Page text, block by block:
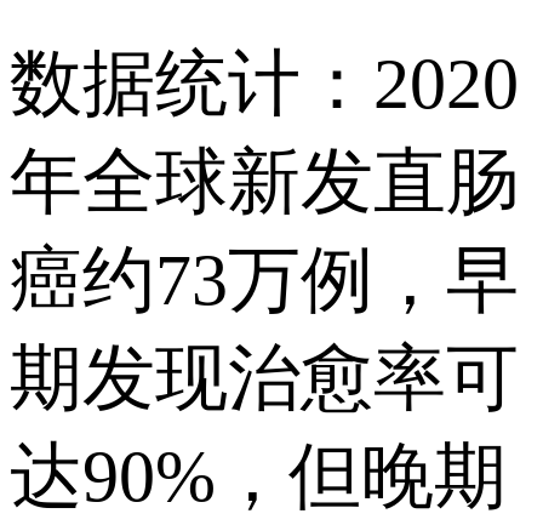
数据统计：2020
年全球新发直肠
癌约73万例，早
期发现治愈率可
达90%，但晚期